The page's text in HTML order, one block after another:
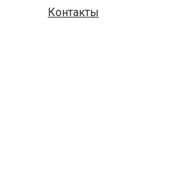
Контакты